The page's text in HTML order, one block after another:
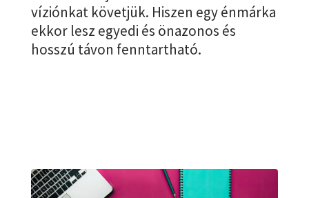
víziónkat követjük. Hiszen egy énmárka
ekkor lesz egyedi és önazonos és
hosszú távon fenntartható.